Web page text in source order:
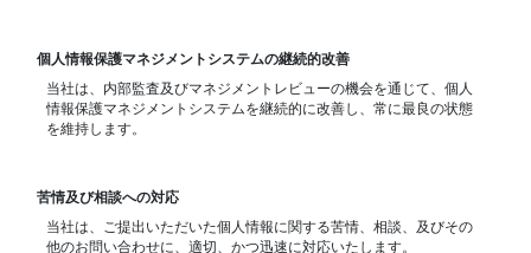
個人情報保護マネジメントシステムの継続的改善
当社は、内部監査及びマネジメントレビューの機会を通じて、個人
情報保護マネジメントシステムを継続的に改善し、常に最良の状態
を維持します。
苦情及び相談への対応
当社は、ご提出いただいた個人情報に関する苦情、相談、及びその
他のお問い合わせに、適切、かつ迅速に対応いたします。